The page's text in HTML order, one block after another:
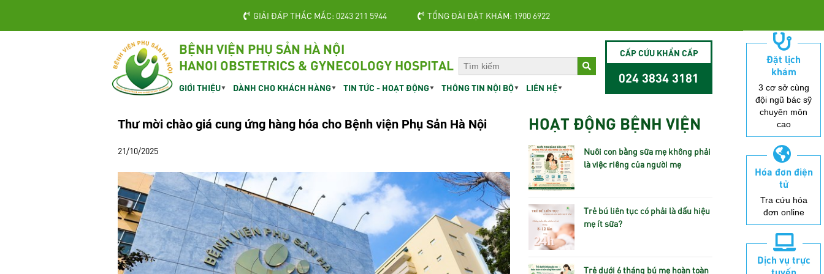
GIẢI ĐÁP THẮC MẮC: 0243 211 5944 TỔNG ĐÀI ĐẶT KHÁM: 1900 6922
BỆNH VIỆN PHỤ SẢN HÀ NỘI
HANOI OBSTETRICS & GYNECOLOGY HOSPITAL
GIỚI THIỆU DÀNH CHO KHÁCH HÀNG TIN TỨC - HOẠT ĐỘNG THÔNG TIN NỘI BỘ LIÊN HỆ
CẤP CỨU KHẨN CẤP
024 3834 3181
Thư mời chào giá cung ứng hàng hóa cho Bệnh viện Phụ Sản Hà Nội
21/10/2025
HOẠT ĐỘNG BỆNH VIỆN
Nuôi con bằng sữa mẹ không phải
là việc riêng của người mẹ
Trẻ bú liên tục có phải là dấu hiệu
mẹ ít sữa?
Trẻ dưới 6 tháng bú mẹ hoàn toàn
Đặt lịch
khám
3 cơ sở cùng
đội ngũ bác sỹ
chuyên môn
cao
Hóa đơn điện
tử
Tra cứu hóa
đơn online
Dịch vụ trực
tuyến